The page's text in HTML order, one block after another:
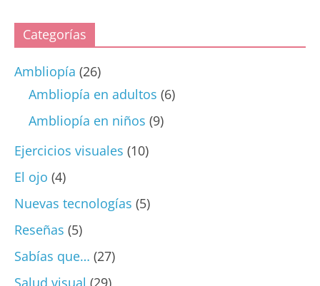
Categorías
Ambliopía (26)
Ambliopía en adultos (6)
Ambliopía en niños (9)
Ejercicios visuales (10)
El ojo (4)
Nuevas tecnologías (5)
Reseñas (5)
Sabías que… (27)
Salud visual (29)